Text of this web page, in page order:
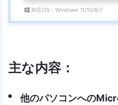
対応OS：Windows 11/10/8/7
主な内容：
他のパソコンへの